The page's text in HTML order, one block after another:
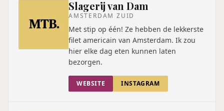
Slagerij van Dam
AMSTERDAM ZUID
Met stip op één! Ze hebben de lekkerste
filet americain van Amsterdam. Ik zou
hier elke dag eten kunnen laten
bezorgen.
WEBSITE INSTAGRAM